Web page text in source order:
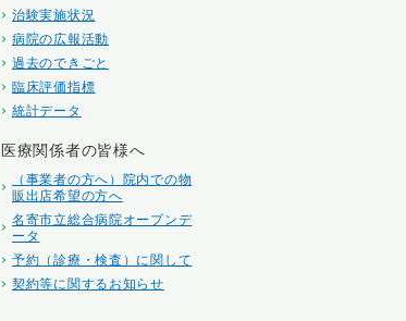
治験実施状況
病院の広報活動
過去のできごと
臨床評価指標
統計データ
医療関係者の皆様へ
（事業者の方へ）院内での物
販出店希望の方へ
名寄市立総合病院オープンデ
ータ
予約（診療・検査）に関して
契約等に関するお知らせ